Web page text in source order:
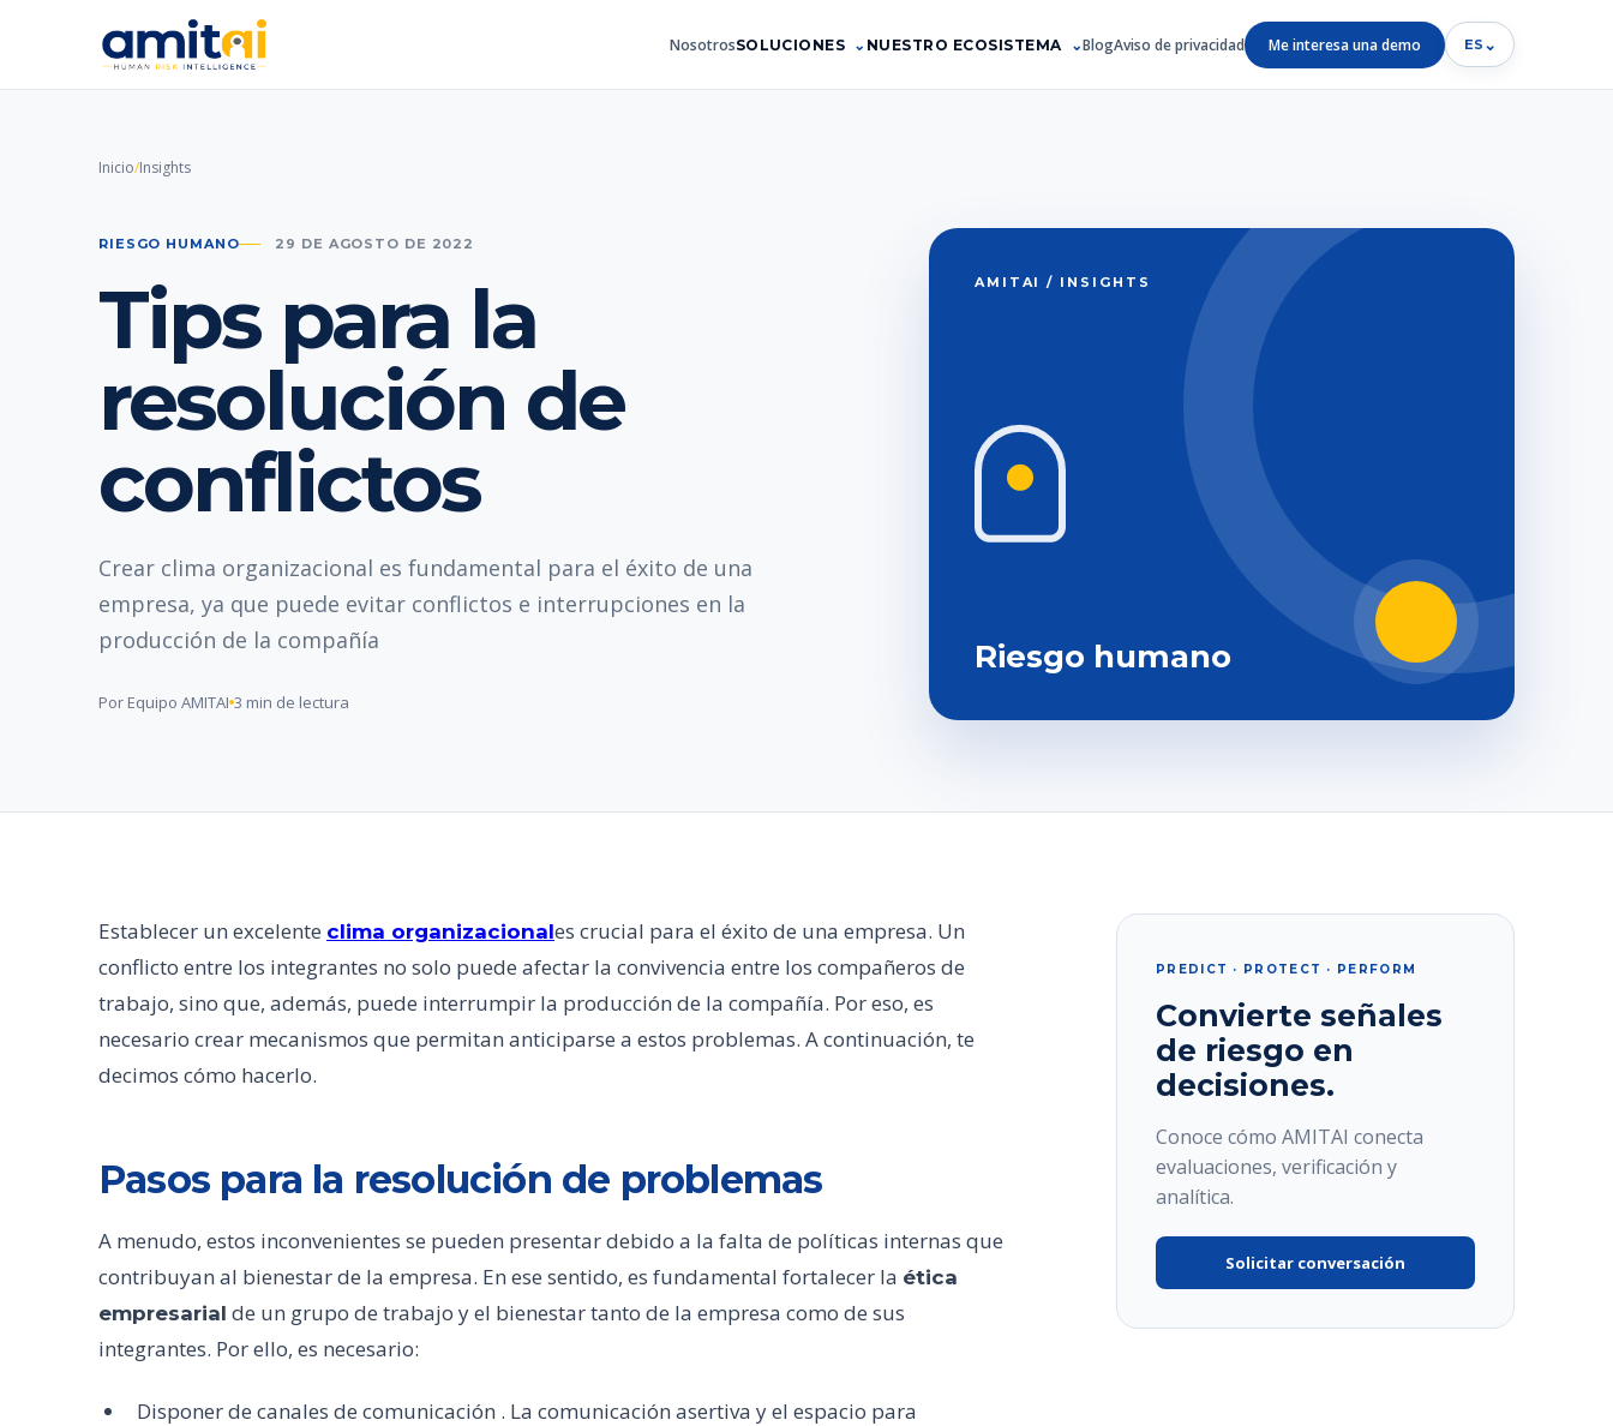
NosotrosSOLUCIONES NUESTRO ECOSISTEMA BlogAviso de privacidad Me interesa una demo ES ⌄
Inicio/Insights
RIESGO HUMANO 29 DE AGOSTO DE 2022
Tips para la
resolución de
conflictos
Crear clima organizacional es fundamental para el éxito de una
empresa, ya que puede evitar conflictos e interrupciones en la
producción de la compañía
Por Equipo AMITAI 3 min de lectura
AMITAI / INSIGHTS
Riesgo humano
Establecer un excelente clima organizacionales crucial para el éxito de una empresa. Un
conflicto entre los integrantes no solo puede afectar la convivencia entre los compañeros de
trabajo, sino que, además, puede interrumpir la producción de la compañía. Por eso, es
necesario crear mecanismos que permitan anticiparse a estos problemas. A continuación, te
decimos cómo hacerlo.
Pasos para la resolución de problemas
A menudo, estos inconvenientes se pueden presentar debido a la falta de políticas internas que
contribuyan al bienestar de la empresa. En ese sentido, es fundamental fortalecer la ética
empresarial de un grupo de trabajo y el bienestar tanto de la empresa como de sus
integrantes. Por ello, es necesario:
Disponer de canales de comunicación . La comunicación asertiva y el espacio para
PREDICT · PROTECT · PERFORM
Convierte señales
de riesgo en
decisiones.
Conoce cómo AMITAI conecta
evaluaciones, verificación y
analítica.
Solicitar conversación